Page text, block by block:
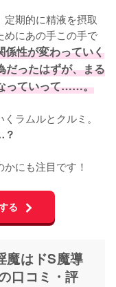
期的に精液を摂取
めにあの手この手で
係性が変わっていく
だったはずが、まる
っていって……。
ラムルとクルミ。
にも注目です！
る
魔はドS魔導
口コミ・評